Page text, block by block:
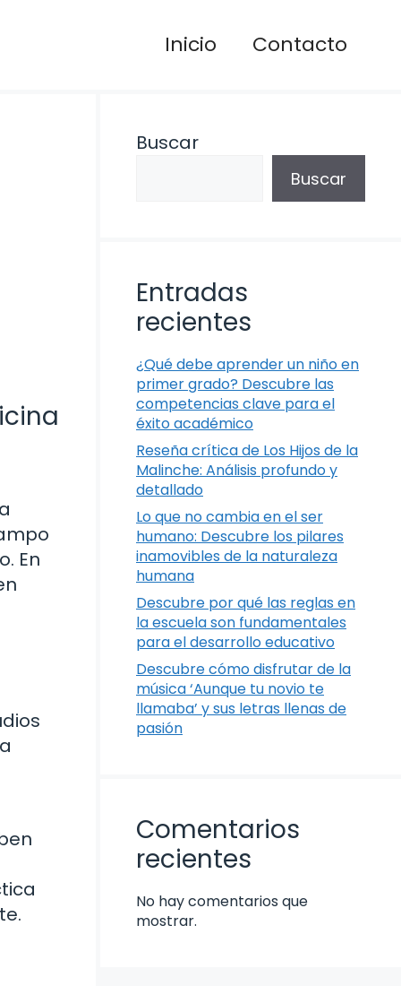
Inicio Contacto
En
Buscar
Buscar
Entradas
recientes
¿Qué debe aprender un niño en
primer grado? Descubre las
competencias clave para el
éxito académico
Reseña crítica de Los Hijos de la
Malinche: Análisis profundo y
detallado
Lo que no cambia en el ser
humano: Descubre los pilares
inamovibles de la naturaleza
humana
Descubre por qué las reglas en
la escuela son fundamentales
para el desarrollo educativo
Descubre cómo disfrutar de la
música ‘Aunque tu novio te
llamaba’ y sus letras llenas de
pasión
Comentarios
recientes
No hay comentarios que
mostrar.